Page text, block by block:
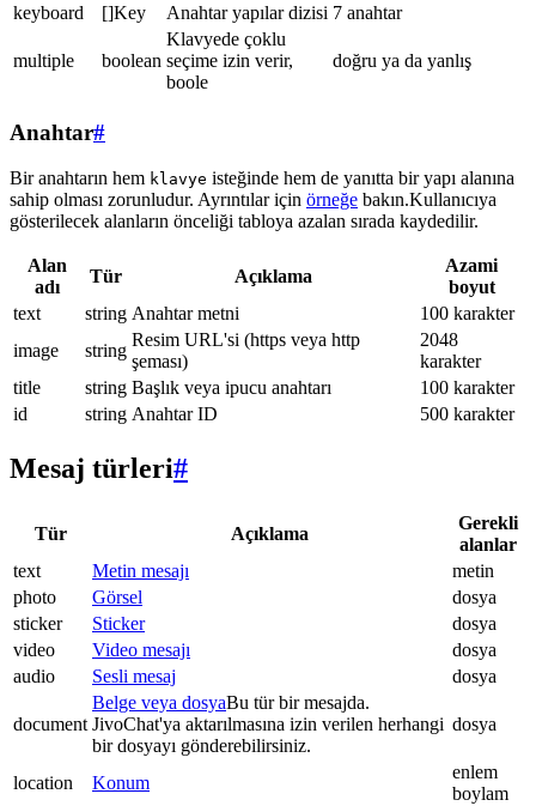
keyboard []Key Anahtar yapılar dizisi 7 anahtar
multiple boolean
Klavyede çoklu
seçime izin verir,
boole
doğru ya da yanlış
Anahtar#
Bir anahtarın hem klavye isteğinde hem de yanıtta bir yapı alanına
sahip olması zorunludur. Ayrıntılar için örneğe bakın.Kullanıcıya
gösterilecek alanların önceliği tabloya azalan sırada kaydedilir.
Alan
adı
Tür Açıklama
Azami
boyut
text
string Anahtar metni
100 karakter
image
string
Resim URL'si (https veya http
şeması)
2048
karakter
title
string Başlık veya ipucu anahtarı
100 karakter
id
string Anahtar ID 500 karakter
Mesaj türleri#
Tür Açıklama
Gerekli
alanlar
text
Metin mesajı
metin
photo
Görsel
dosya
sticker
Sticker
dosya
video
Video mesajı
dosya
audio
Sesli mesaj dosya
document
Belge veya dosyaBu tür bir mesajda.
JivoChat'ya aktarılmasına izin verilen herhangi
bir dosyayı gönderebilirsiniz.
dosya
location Konum
enlem
boylam